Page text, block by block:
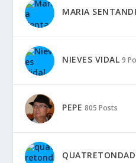
MARIA
NIEVES VIDAL 9
PEPE 805 Posts